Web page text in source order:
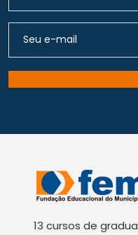
13 cursos de